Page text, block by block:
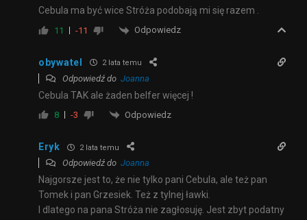
Cebula ma być wice Stróża podobają mi się razem .
11 -11 Odpowiedz
obywatel 2 lata temu
Odpowiedź do Joanna
Cebula TAK ale żaden belfer więcej !
8 -3 Odpowiedz
Eryk 2 lata temu
Odpowiedź do Joanna
Najgorsze jest to, że nie tylko pani Cebula, ale też pan
Tomek i pan Grzesiek. Też z tylnej ławki.
I dlatego na pana Stróża nie zagłosuję. Jest zbyt podatny